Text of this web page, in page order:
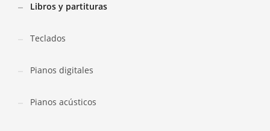
Libros y partituras
Teclados
Pianos digitales
Pianos acústicos